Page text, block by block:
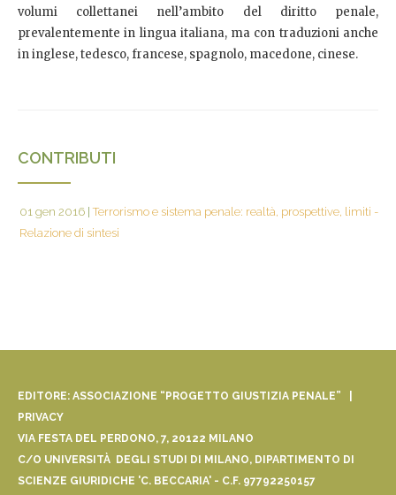
volumi collettanei nell’ambito del diritto penale,
prevalentemente in lingua italiana, ma con traduzioni anche
in inglese, tedesco, francese, spagnolo, macedone, cinese.
CONTRIBUTI
01 gen 2016 Terrorismo e sistema penale: realtà, prospettive, limiti -
Relazione di sintesi
EDITORE: ASSOCIAZIONE “PROGETTO GIUSTIZIA PENALE” |
PRIVACY
VIA FESTA DEL PERDONO, 7, 20122 MILANO
C/O UNIVERSITÀ DEGLI STUDI DI MILANO, DIPARTIMENTO DI
SCIENZE GIURIDICHE 'C. BECCARIA' - C.F. 97792250157